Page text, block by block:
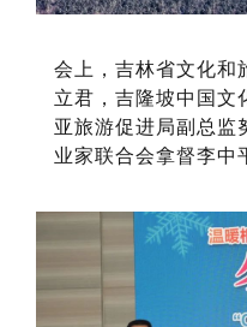
会上，吉林省文化和
立君，吉隆坡中国文
亚旅游促进局副总监
业家联合会拿督李中